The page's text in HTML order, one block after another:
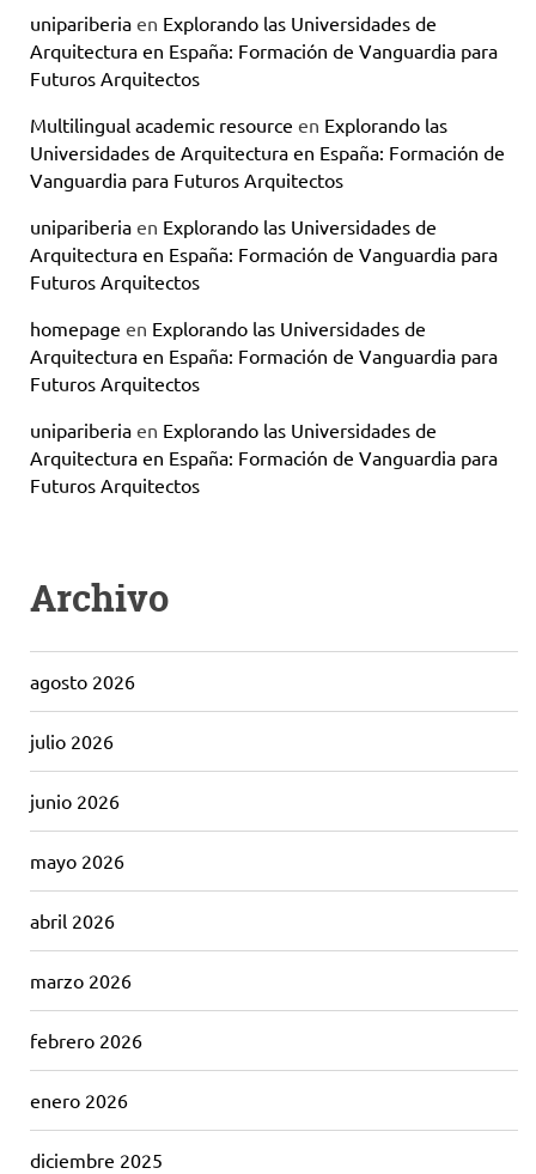
unipariberia en Explorando las Universidades de
Arquitectura en España: Formación de Vanguardia para
Futuros Arquitectos
Multilingual academic resource en Explorando las
Universidades de Arquitectura en España: Formación de
Vanguardia para Futuros Arquitectos
unipariberia en Explorando las Universidades de
Arquitectura en España: Formación de Vanguardia para
Futuros Arquitectos
homepage en Explorando las Universidades de
Arquitectura en España: Formación de Vanguardia para
Futuros Arquitectos
unipariberia en Explorando las Universidades de
Arquitectura en España: Formación de Vanguardia para
Futuros Arquitectos
Archivo
agosto 2026
julio 2026
junio 2026
mayo 2026
abril 2026
marzo 2026
febrero 2026
enero 2026
diciembre 2025